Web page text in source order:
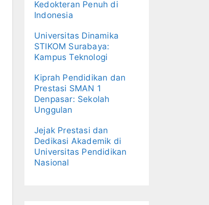
Kedokteran Penuh di
Indonesia
Universitas Dinamika
STIKOM Surabaya:
Kampus Teknologi
Kiprah Pendidikan dan
Prestasi SMAN 1
Denpasar: Sekolah
Unggulan
Jejak Prestasi dan
Dedikasi Akademik di
Universitas Pendidikan
Nasional